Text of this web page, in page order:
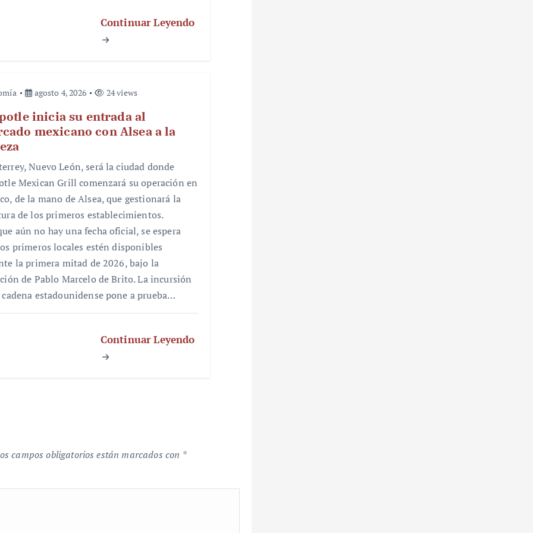
Continuar Leyendo
agosto 4, 2026 24 views
inicia su entrada al
mexicano con Alsea a la
Nuevo León, será la ciudad donde
Mexican Grill comenzará su operación en
de la mano de Alsea, que gestionará la
de los primeros establecimientos.
aún no hay una fecha oficial, se espera
primeros locales estén disponibles
la primera mitad de 2026, bajo la
de Pablo Marcelo de Brito. La incursión
cadena estadounidense pone a prueba…
Continuar Leyendo
campos obligatorios están marcados con *